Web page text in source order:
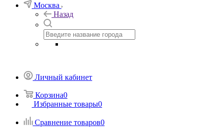
Москва
Назад
Личный кабинет
Корзина0
Избранные товары0
Сравнение товаров0